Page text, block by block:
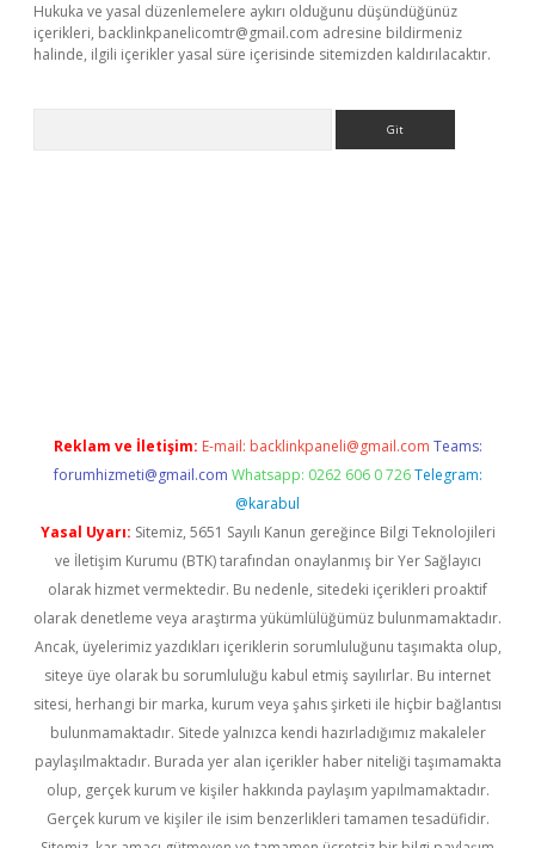
Hukuka ve yasal düzenlemelere aykırı olduğunu düşündüğünüz
içerikleri, backlinkpanelicomtr@gmail.com adresine bildirmeniz
halinde, ilgili içerikler yasal süre içerisinde sitemizden kaldırılacaktır.
Reklam ve İletişim: E-mail: backlinkpaneli@gmail.com Teams:
forumhizmeti@gmail.com Whatsapp: 0262 606 0 726 Telegram:
@karabul
Yasal Uyarı: Sitemiz, 5651 Sayılı Kanun gereğince Bilgi Teknolojileri
ve İletişim Kurumu (BTK) tarafından onaylanmış bir Yer Sağlayıcı
olarak hizmet vermektedir. Bu nedenle, sitedeki içerikleri proaktif
olarak denetleme veya araştırma yükümlülüğümüz bulunmamaktadır.
Ancak, üyelerimiz yazdıkları içeriklerin sorumluluğunu taşımakta olup,
siteye üye olarak bu sorumluluğu kabul etmiş sayılırlar. Bu internet
sitesi, herhangi bir marka, kurum veya şahıs şirketi ile hiçbir bağlantısı
bulunmamaktadır. Sitede yalnızca kendi hazırladığımız makaleler
paylaşılmaktadır. Burada yer alan içerikler haber niteliği taşımamakta
olup, gerçek kurum ve kişiler hakkında paylaşım yapılmamaktadır.
Gerçek kurum ve kişiler ile isim benzerlikleri tamamen tesadüfidir.